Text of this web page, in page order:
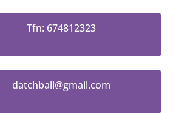
Tfn: 674812323
datchball@gmail.com